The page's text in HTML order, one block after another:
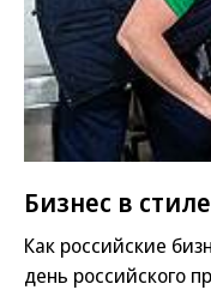
Бизнес в
Как российские
день российского